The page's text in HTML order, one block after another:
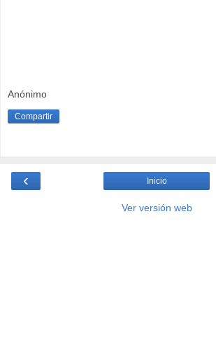
Anónimo
Compartir
‹ Inicio
Ver versión web